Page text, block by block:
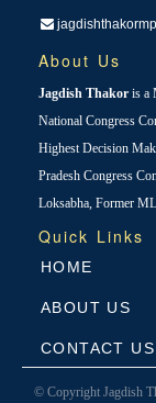
About Us
Jagdish Thakor is a
National Congress
Highest Decision
Pradesh Congress
Loksabha, Former
Quick Links
HOME
ABOUT US
CONTACT US
© Copyright Jagdish